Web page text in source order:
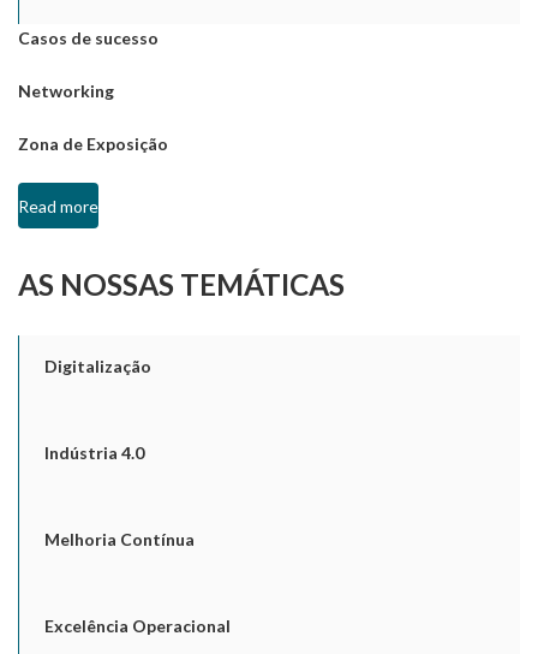
Casos de sucesso
Networking
Zona de Exposição
Read more
AS NOSSAS TEMÁTICAS
Digitalização
Indústria 4.0
Melhoria Contínua
Excelência Operacional